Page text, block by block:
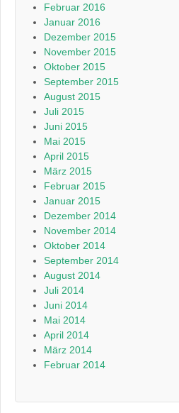
Februar 2016
Januar 2016
Dezember 2015
November 2015
Oktober 2015
September 2015
August 2015
Juli 2015
Juni 2015
Mai 2015
April 2015
März 2015
Februar 2015
Januar 2015
Dezember 2014
November 2014
Oktober 2014
September 2014
August 2014
Juli 2014
Juni 2014
Mai 2014
April 2014
März 2014
Februar 2014